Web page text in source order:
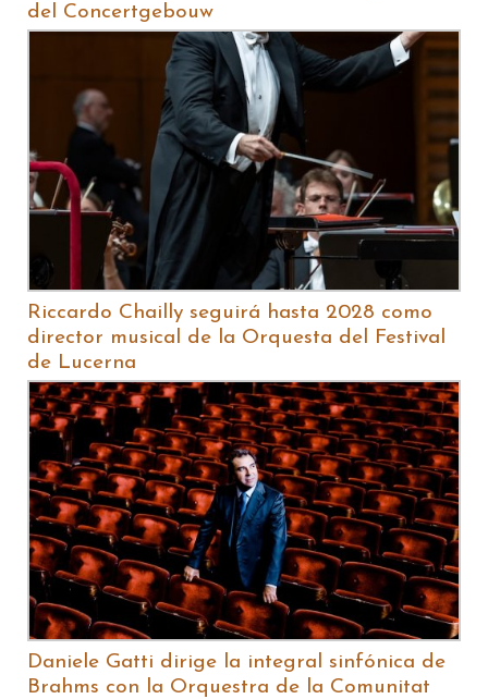
del Concertgebouw
Riccardo Chailly seguirá hasta 2028 como
director musical de la Orquesta del Festival
de Lucerna
Daniele Gatti dirige la integral sinfónica de
Brahms con la Orquestra de la Comunitat